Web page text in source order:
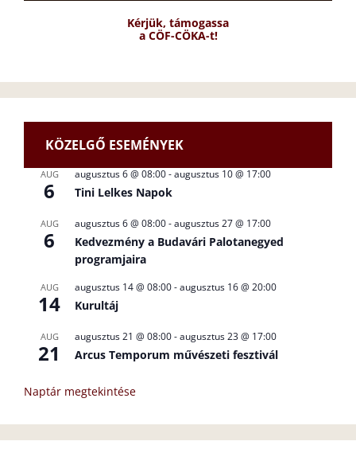
Kérjük, támogassa
a CÖF-CÖKA-t!
KÖZELGŐ ESEMÉNYEK
AUG
6
augusztus 6 @ 08:00-augusztus 10 @ 17:00
Tini Lelkes Napok
AUG
6
augusztus 6 @ 08:00-augusztus 27 @ 17:00
Kedvezmény a Budavári Palotanegyed
programjaira
AUG
14
augusztus 14 @ 08:00-augusztus 16 @ 20:00
Kurultáj
AUG
21
augusztus 21 @ 08:00-augusztus 23 @ 17:00
Arcus Temporum művészeti fesztivál
Naptár megtekintése